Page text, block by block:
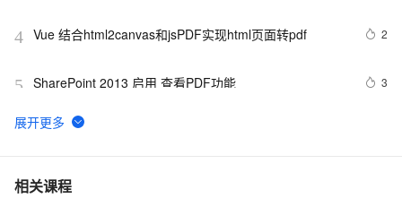
4 2
5 SharePoint 2013 启用 查看PDF功能 3
6 csdn 《程序员》杂志2011年第4期.pdf 下载链接。
7 跟着Nature学作图：R语言ggplot2散点栅格化能够减小输
相关课程